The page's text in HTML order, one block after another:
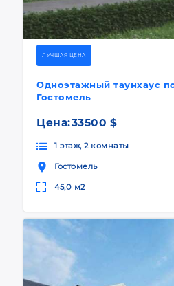
ЛУЧШАЯ ЦЕНА
Одноэтажный таунхаус
Гостомель
Цена:33500 $
1 этаж, 2 комнаты
Гостомель
45,0 м2